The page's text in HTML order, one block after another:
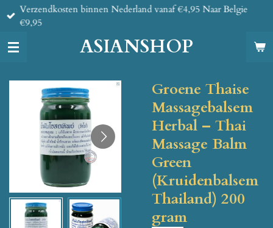
Ga
direct
de
ASIANSHOP
Verzendkosten binnen Nederland vanaf €4,95 Naar Belgie
€9,95
Groene Thaise
Massagebalsem
Herbal – Thai
Massage Balm
Green
(Kruidenbalsem
Thailand) 200
gram